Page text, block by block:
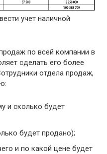
по всей компании в
сделать его более
отдела продаж,
и сколько будет
будет продано);
и по какой цене будет